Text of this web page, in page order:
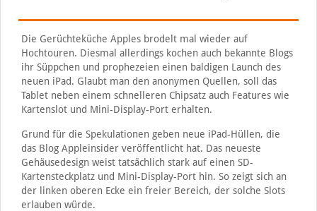
Die Gerüchteküche Apples brodelt mal wieder auf
Hochtouren. Diesmal allerdings kochen auch bekannte Blogs
ihr Süppchen und prophezeien einen baldigen Launch des
neuen iPad. Glaubt man den anonymen Quellen, soll das
Tablet neben einem schnelleren Chipsatz auch Features wie
Kartenslot und Mini-Display-Port erhalten.
Grund für die Spekulationen geben neue iPad-Hüllen, die
das Blog Appleinsider veröffentlicht hat. Das neueste
Gehäusedesign weist tatsächlich stark auf einen SD-
Kartensteckplatz und Mini-Display-Port hin. So zeigt sich an
der linken oberen Ecke ein freier Bereich, der solche Slots
erlauben würde.